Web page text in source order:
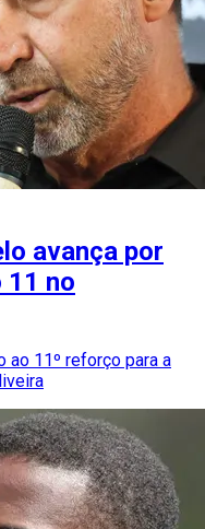
avança por
11 no
ao 11º reforço para a